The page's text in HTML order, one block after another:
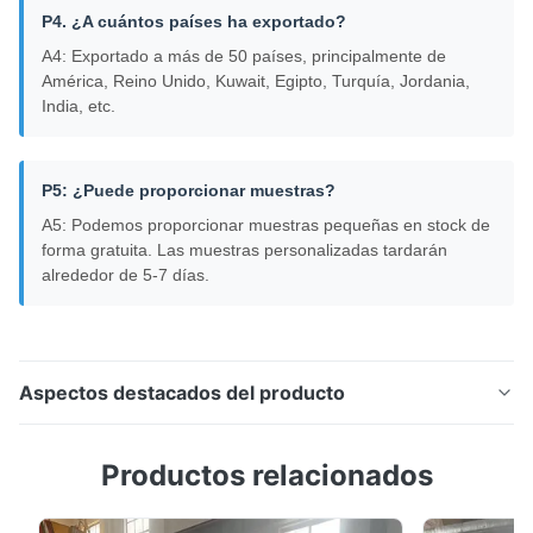
P4. ¿A cuántos países ha exportado?
A4: Exportado a más de 50 países, principalmente de
América, Reino Unido, Kuwait, Egipto, Turquía, Jordania,
India, etc.
P5: ¿Puede proporcionar muestras?
A5: Podemos proporcionar muestras pequeñas en stock de
forma gratuita. Las muestras personalizadas tardarán
alrededor de 5-7 días.
Aspectos destacados del producto
inoxidable 201 304 321 Resumen del producto El valor
Productos relacionados